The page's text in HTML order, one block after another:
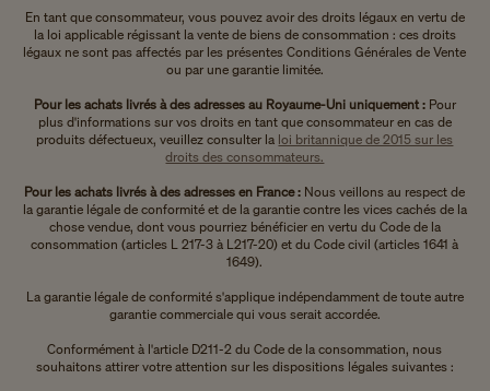
En tant que consommateur, vous pouvez avoir des droits légaux en vertu de
la loi applicable régissant la vente de biens de consommation : ces droits
légaux ne sont pas affectés par les présentes Conditions Générales de Vente
ou par une garantie limitée.
Pour les achats livrés à des adresses au Royaume-Uni uniquement : Pour
plus d'informations sur vos droits en tant que consommateur en cas de
produits défectueux, veuillez consulter la loi britannique de 2015 sur les
droits des consommateurs.
Pour les achats livrés à des adresses en France : Nous veillons au respect de
la garantie légale de conformité et de la garantie contre les vices cachés de la
chose vendue, dont vous pourriez bénéficier en vertu du Code de la
consommation (articles L 217-3 à L217-20) et du Code civil (articles 1641 à
1649).
La garantie légale de conformité s'applique indépendamment de toute autre
garantie commerciale qui vous serait accordée.
Conformément à l'article D211-2 du Code de la consommation, nous
souhaitons attirer votre attention sur les dispositions légales suivantes :